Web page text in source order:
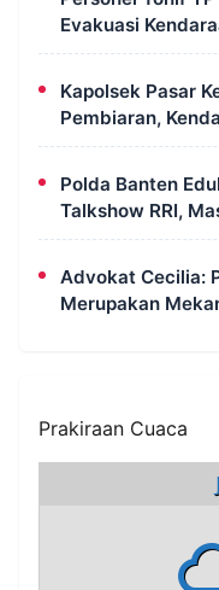
Evakuasi
Terperosok ke
Kapolsek Pasar
Pembiaran,
Jalan Langsung
Polda Banten
Talkshow RRI,
Pidana
Advokat Cecilia:
Merupakan
Prakiraan Cuaca